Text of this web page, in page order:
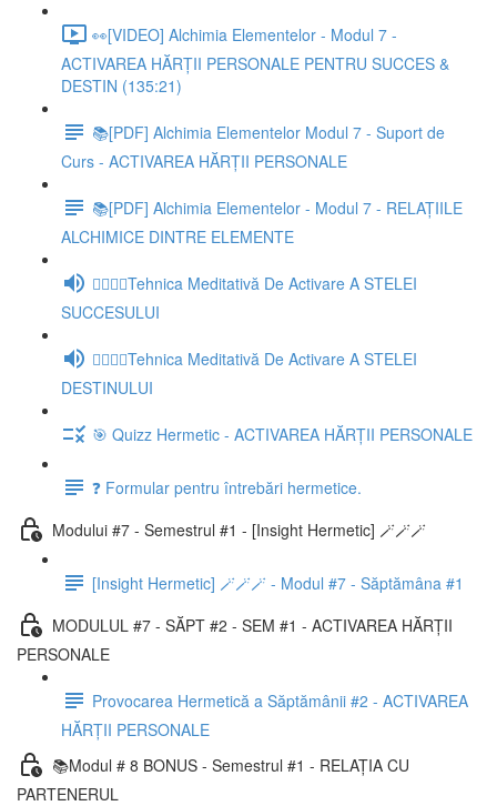
👀[VIDEO] Alchimia Elementelor - Modul 7 -
ACTIVAREA HĂRȚII PERSONALE PENTRU SUCCES &
DESTIN (135:21)
📚[PDF] Alchimia Elementelor Modul 7 - Suport de
Curs - ACTIVAREA HĂRȚII PERSONALE
📚[PDF] Alchimia Elementelor - Modul 7 - RELAȚIILE
ALCHIMICE DINTRE ELEMENTE
🧘‍♂️🧘‍♀️Tehnica Meditativă De Activare A STELEI
SUCCESULUI
🧘‍♂️🧘‍♀️Tehnica Meditativă De Activare A STELEI
DESTINULUI
🎯 Quizz Hermetic - ACTIVAREA HĂRȚII PERSONALE
❓ Formular pentru întrebări hermetice.
Modului #7 - Semestrul #1 - [Insight Hermetic] 🪄🪄🪄
[Insight Hermetic] 🪄🪄🪄 - Modul #7 - Săptămâna #1
MODULUL #7 - SĂPT #2 - SEM #1 - ACTIVAREA HĂRȚII
PERSONALE
Provocarea Hermetică a Săptămânii #2 - ACTIVAREA
HĂRȚII PERSONALE
📚Modul # 8 BONUS - Semestrul #1 - RELAȚIA CU
PARTENERUL